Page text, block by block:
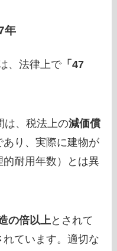
年
、法律上で「47
は、税法上の減価償
り、実際に建物が
耐用年数）とは異
の倍以上とされて
ています。適切な